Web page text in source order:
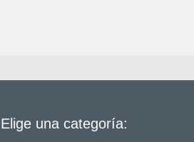
Elige una categoría: